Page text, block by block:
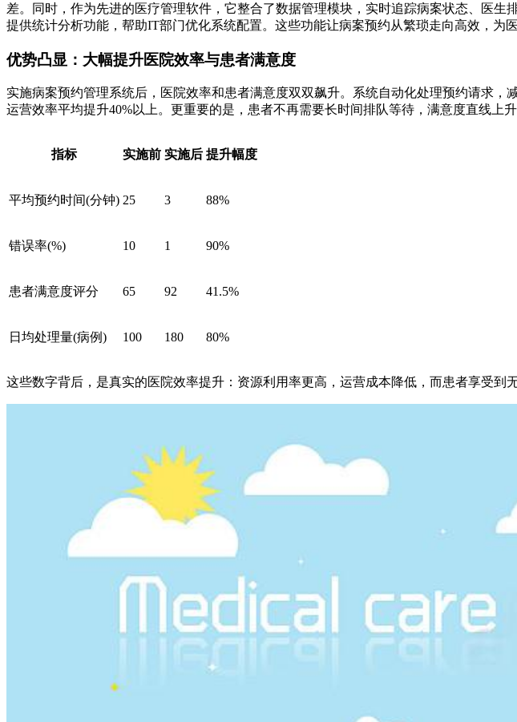
差。同时，作为先进的医疗管理软件，它整合了数据管理模块，实时追踪病案状态、医
提供统计分析功能，帮助IT部门优化系统配置。这些功能让病案预约从繁琐走向高效，为
优势凸显：大幅提升医院效率与患者满意度
实施病案预约管理系统后，医院效率和患者满意度双双飙升。系统自动化处理预约请求
运营效率平均提升40%以上。更重要的是，患者不再需要长时间排队等待，满意度直线上
指标 实施前 实施后 提升幅度
平均预约时间(分钟) 25 3 88%
错误率(%) 10 1 90%
患者满意度评分 65 92 41.5%
日均处理量(病例) 100 180 80%
这些数字背后，是真实的医院效率提升：资源利用率更高，运营成本降低，而患者享受到